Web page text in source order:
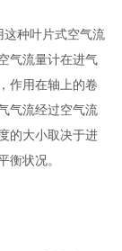
这种叶片式空气流
气流量计在进气
作用在轴上的卷
气流经过空气流
的大小取决于进
衡状况。